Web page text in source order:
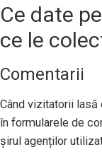
Ce date
ce le
Comentarii
Când vizitatorii
în formularele de
șirul agenților